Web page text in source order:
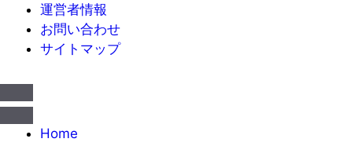
運営者情報
お問い合わせ
サイトマップ
Home